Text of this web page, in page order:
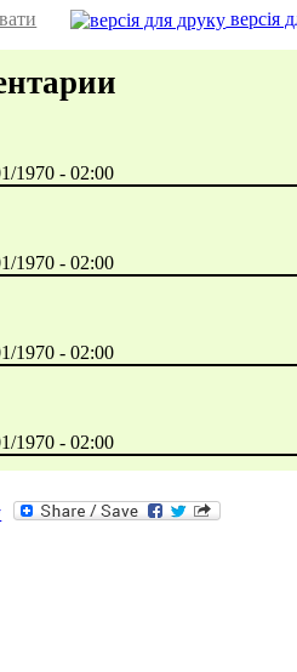
версія
1970 - 02:00
1970 - 02:00
1970 - 02:00
1970 - 02:00